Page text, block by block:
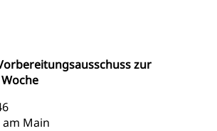
zur
Main